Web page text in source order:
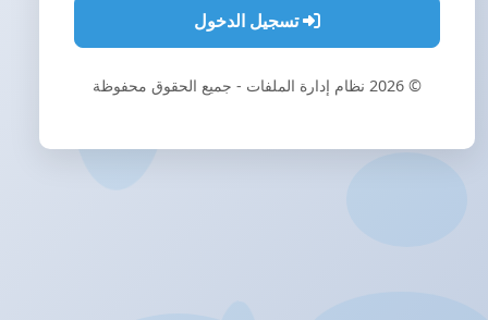
تسجيل الدخول
© 2026 نظام إدارة الملفات - جميع الحقوق محفوظة